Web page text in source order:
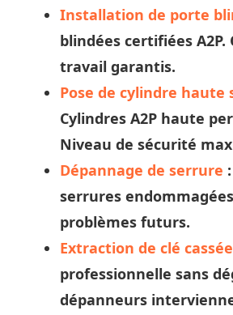
Installation de porte
blindées certifiées
travail garantis.
Pose de cylindre haute
Cylindres A2P haute
Niveau de sécurité
Dépannage de serrure
serrures
problèmes futurs.
Extraction de clé cassée
professionnelle sans
dépanneurs